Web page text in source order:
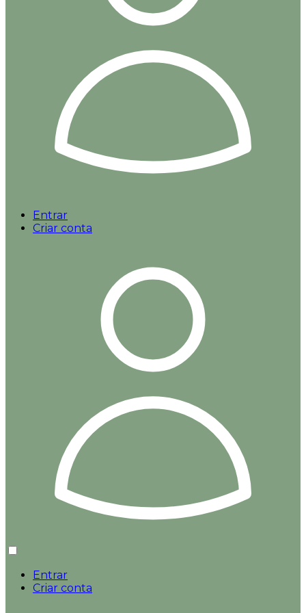
Entrar
Criar conta
Entrar
Criar conta